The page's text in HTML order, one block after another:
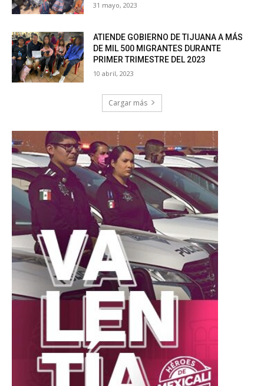
31 mayo, 2023
ATIENDE GOBIERNO DE TIJUANA A MÁS
DE MIL 500 MIGRANTES DURANTE
PRIMER TRIMESTRE DEL 2023
10 abril, 2023
Cargar más